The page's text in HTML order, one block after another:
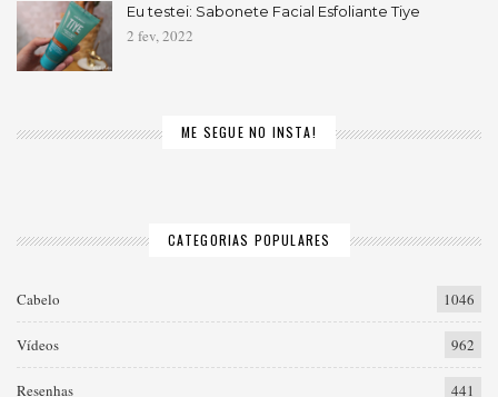
Eu testei: Sabonete Facial Esfoliante Tiye
2 fev, 2022
ME SEGUE NO INSTA!
CATEGORIAS POPULARES
Cabelo 1046
Vídeos 962
Resenhas 441